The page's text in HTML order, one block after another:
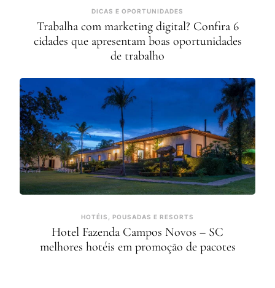
DICAS E OPORTUNIDADES
Trabalha com marketing digital? Confira 6
cidades que apresentam boas oportunidades
de trabalho
HOTÉIS, POUSADAS E RESORTS
Hotel Fazenda Campos Novos – SC
melhores hotéis em promoção de pacotes